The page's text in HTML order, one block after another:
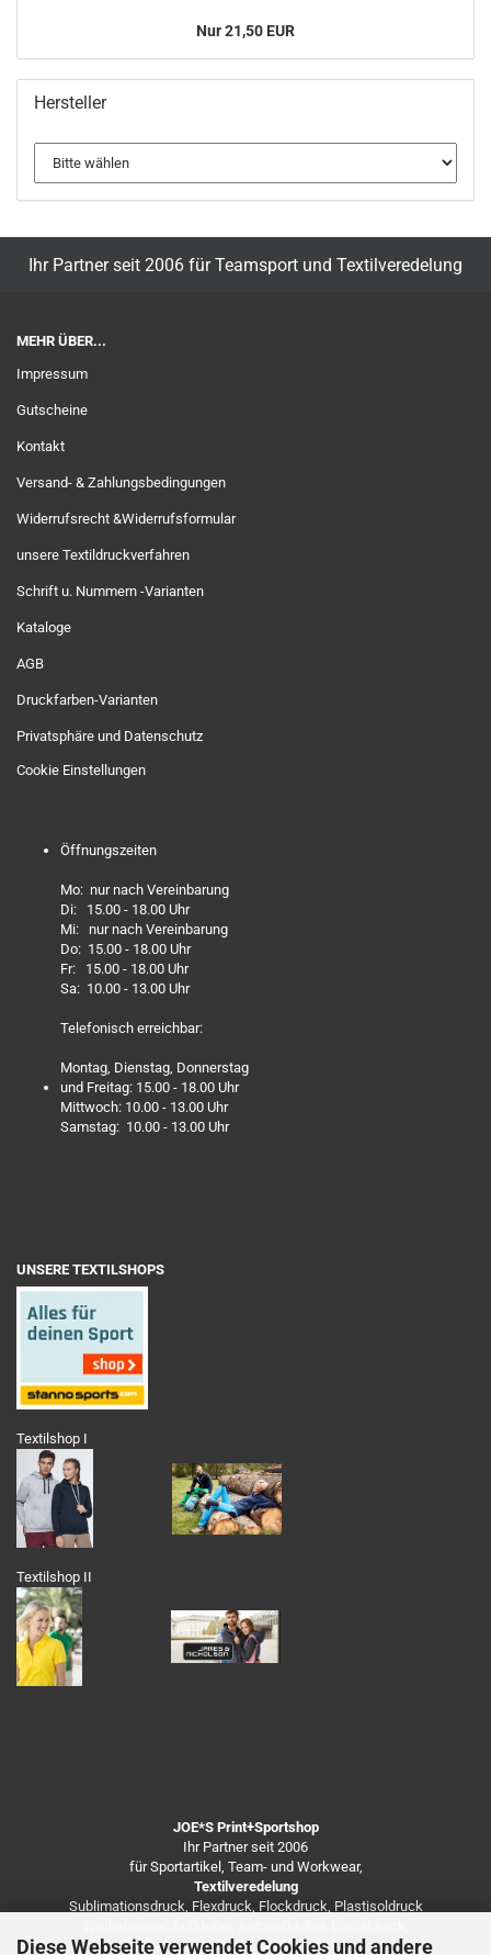
Diese Webseite verwendet Cookies und andere
Nur 21,50 EUR
Hersteller
Ihr Partner seit 2006 für Teamsport und Textilveredelung
MEHR ÜBER...
Impressum
Gutscheine
Kontakt
Versand- & Zahlungsbedingungen
Widerrufsrecht &Widerrufsformular
unsere Textildruckverfahren
Schrift u. Nummern -Varianten
Kataloge
AGB
Druckfarben-Varianten
Privatsphäre und Datenschutz
Cookie Einstellungen
Öffnungszeiten
Mo: nur nach Vereinbarung
Di: 15.00 - 18.00 Uhr
Mi: nur nach Vereinbarung
Do: 15.00 - 18.00 Uhr
Fr: 15.00 - 18.00 Uhr
Sa: 10.00 - 13.00 Uhr
Telefonisch erreichbar:
Montag, Dienstag, Donnerstag
und Freitag: 15.00 - 18.00 Uhr
Mittwoch: 10.00 - 13.00 Uhr
Samstag: 10.00 - 13.00 Uhr
UNSERE TEXTILSHOPS
Textilshop I
Textilshop II
JOE*S Print+Sportshop
Ihr Partner seit 2006
für Sportartikel, Team- und Workwear,
Textilveredelung
Sublimationsdruck, Flexdruck, Flockdruck, Plastisoldruck
Besticken von Arbeitsbekleidung u.v.m.